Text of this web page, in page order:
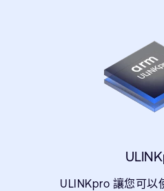
ULINKpro 讓您可以